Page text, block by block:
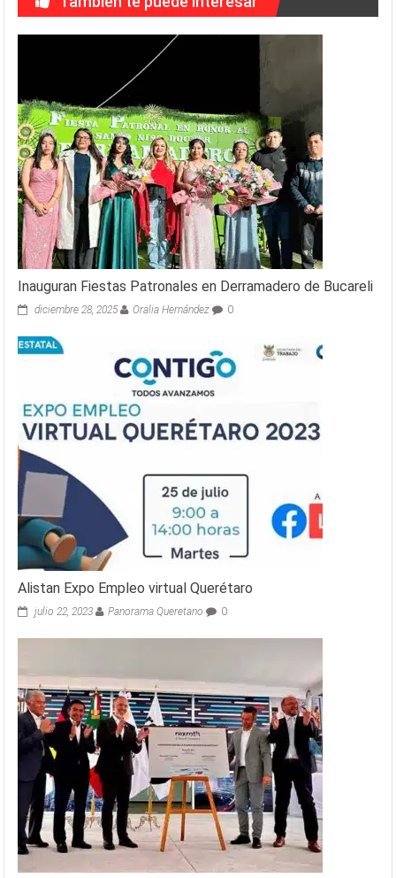
Inauguran Fiestas Patronales en Derramadero de Bucareli
diciembre 28, 2025 Oralia Hernández 0
Alistan Expo Empleo virtual Querétaro
julio 22, 2023 Panorama Queretano 0